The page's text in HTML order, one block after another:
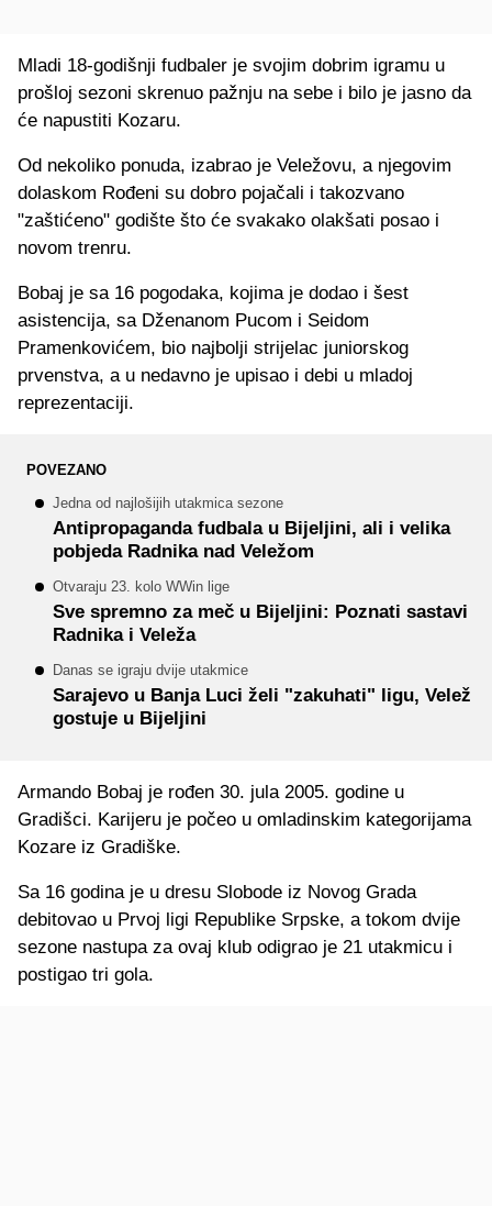
Mladi 18-godišnji fudbaler je svojim dobrim igramu u
prošloj sezoni skrenuo pažnju na sebe i bilo je jasno da
će napustiti Kozaru.
Od nekoliko ponuda, izabrao je Veležovu, a njegovim
dolaskom Rođeni su dobro pojačali i takozvano
"zaštićeno" godište što će svakako olakšati posao i
novom trenru.
Bobaj je sa 16 pogodaka, kojima je dodao i šest
asistencija, sa Dženanom Pucom i Seidom
Pramenkovićem, bio najbolji strijelac juniorskog
prvenstva, a u nedavno je upisao i debi u mladoj
reprezentaciji.
POVEZANO
Jedna od najlošijih utakmica sezone
Antipropaganda fudbala u Bijeljini, ali i velika
pobjeda Radnika nad Veležom
Otvaraju 23. kolo WWin lige
Sve spremno za meč u Bijeljini: Poznati sastavi
Radnika i Veleža
Danas se igraju dvije utakmice
Sarajevo u Banja Luci želi "zakuhati" ligu, Velež
gostuje u Bijeljini
Armando Bobaj je rođen 30. jula 2005. godine u
Gradišci. Karijeru je počeo u omladinskim kategorijama
Kozare iz Gradiške.
Sa 16 godina je u dresu Slobode iz Novog Grada
debitovao u Prvoj ligi Republike Srpske, a tokom dvije
sezone nastupa za ovaj klub odigrao je 21 utakmicu i
postigao tri gola.